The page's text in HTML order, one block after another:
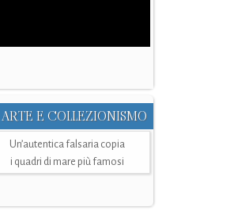
ARTE E COLLEZIONISMO
Un’autentica falsaria copia
i quadri di mare più famosi